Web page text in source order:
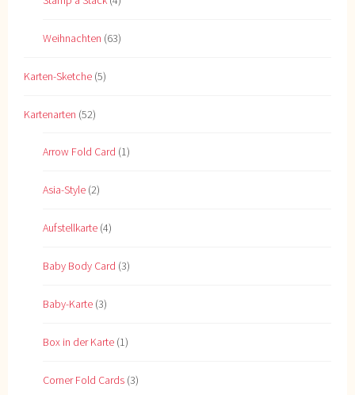
Weihnachten (63)
Karten-Sketche (5)
Kartenarten (52)
Arrow Fold Card (1)
Asia-Style (2)
Aufstellkarte (4)
Baby Body Card (3)
Baby-Karte (3)
Box in der Karte (1)
Corner Fold Cards (3)